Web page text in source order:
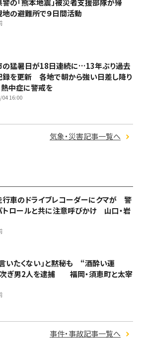
の「熊本地震」被災者支援部隊が帰
の避難所で９日間活動
の猛暑日が18日連続に…13年ぶり過去
録を更新 各地で朝から強い日差し降り
中症に警戒を
16:00
気象・災害記事一覧へ
行車のドライブレコーダーにクマが 警
トロールと共に注意呼びかけ 山口・岩
言いたくない」と黙秘も “酒酔い運
ぎ男2人を逮捕 福岡・須恵町と太宰
事件・事故記事一覧へ